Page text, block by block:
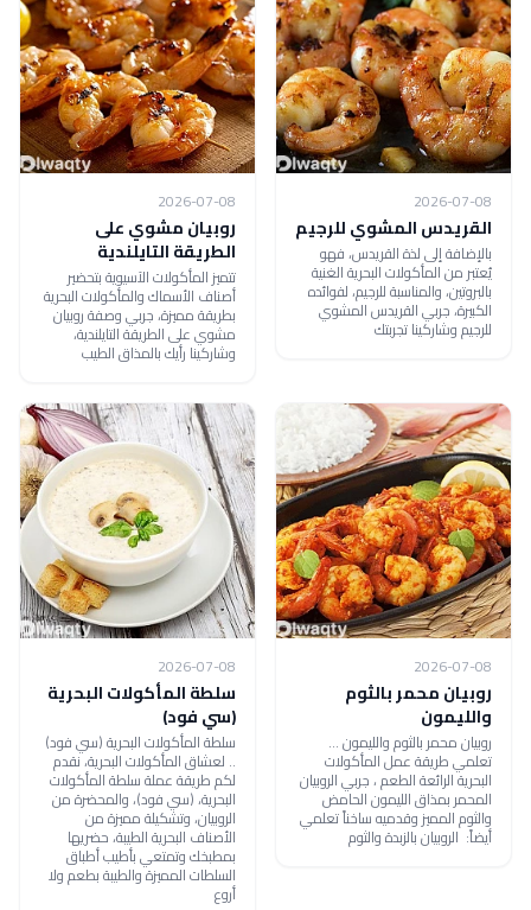
2026-07-08
القريدس المشوي للرجيم
بالإضافة إلى لذة القريدس، فهو
يُعتبر من المأكولات البحرية الغنية
بالبروتين، والمناسبة للرجيم، لفوائده
الكبيرة، جربي القريدس المشوي
للرجيم وشاركينا تجربتك
2026-07-08
روبيان مشوي على
الطريقة التايلندية
تتميز المأكولات الآسيوية بتحضير
أصناف الأسماك والمأكولات البحرية
بطريقة مميزة، جربي وصفة روبيان
مشوي على الطريقة التايلندية،
وشاركينا رأيك بالمذاق الطيب
2026-07-08
روبيان محمر بالثوم
والليمون
روبيان محمر بالثوم والليمون ...
تعلمي طريقة عمل المأكولات
البحرية الرائعة الطعم ، جربي الروبيان
المحمر بمذاق الليمون الحامض
والثوم المميز وقدميه ساخناً تعلمي
أيضاً: الروبيان بالزبدة والثوم
2026-07-08
سلطة المأكولات البحرية
(سي فود)
سلطة المأكولات البحرية (سي فود)
.. لعشاق المأكولات البحرية، نقدم
لكم طريقة عملة سلطة المأكولات
البحرية، (سي فود)، والمحضرة من
الروبيان، وتشكيلة مميزة من
الأصناف البحرية الطيبة، حضريها
بمطبخك وتمتعي بأطيب أطباق
السلطات المميزة والطيبة بطعم ولا
أروع